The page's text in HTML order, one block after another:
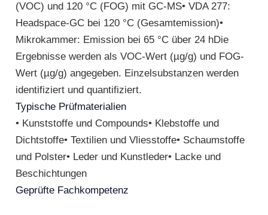
(VOC) und 120 °C (FOG) mit GC-MS• VDA 277:
Headspace-GC bei 120 °C (Gesamtemission)•
Mikrokammer: Emission bei 65 °C über 24 hDie
Ergebnisse werden als VOC-Wert (µg/g) und FOG-
Wert (µg/g) angegeben. Einzelsubstanzen werden
identifiziert und quantifiziert.
Typische Prüfmaterialien
• Kunststoffe und Compounds• Klebstoffe und
Dichtstoffe• Textilien und Vliesstoffe• Schaumstoffe
und Polster• Leder und Kunstleder• Lacke und
Beschichtungen
Geprüfte Fachkompetenz